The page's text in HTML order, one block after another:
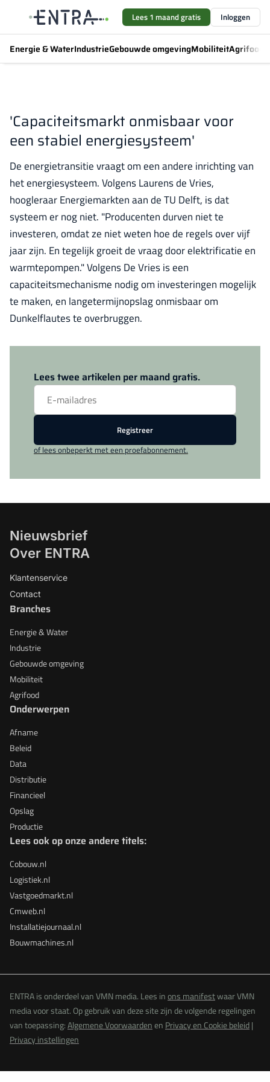
Lees 1 maand gratis Inloggen
Energie & WaterIndustrieGebouwde omgevingMobiliteitAgrifood
'Capaciteitsmarkt onmisbaar voor
een stabiel energiesysteem'
De energietransitie vraagt om een andere inrichting van
het energiesysteem. Volgens Laurens de Vries,
hoogleraar Energiemarkten aan de TU Delft, is dat
systeem er nog niet. "Producenten durven niet te
investeren, omdat ze niet weten hoe de regels over vijf
jaar zijn. En tegelijk groeit de vraag door elektrificatie en
warmtepompen." Volgens De Vries is een
capaciteitsmechanisme nodig om investeringen mogelijk
te maken, en langetermijnopslag onmisbaar om
Dunkelflautes te overbruggen.
Lees twee artikelen per maand gratis.
Registreer
of lees onbeperkt met een proefabonnement.
Nieuwsbrief
Over ENTRA
Klantenservice
Contact
Branches
Energie & Water
Industrie
Gebouwde omgeving
Mobiliteit
Agrifood
Onderwerpen
Afname
Beleid
Data
Distributie
Financieel
Opslag
Productie
Lees ook op onze andere titels:
Cobouw.nl
Logistiek.nl
Vastgoedmarkt.nl
Cmweb.nl
Installatiejournaal.nl
Bouwmachines.nl
ENTRA is onderdeel van VMN media. Lees inons manifestwaar VMN
media voor staat. Op gebruik van deze site zijn de volgende regelingen
van toepassing:Algemene Voorwaardenen Privacy en Cookie beleid|
Privacy instellingen